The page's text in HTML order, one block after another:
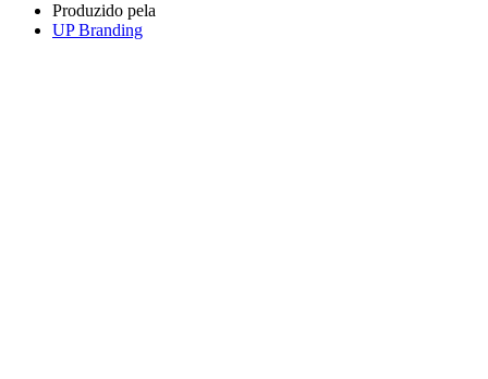
Produzido pela
UP Branding